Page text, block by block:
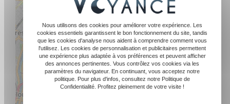
Nous utilisons des cookies pour améliorer votre expérience. Les
cookies essentiels garantissent le bon fonctionnement du site, tandis
que les cookies d'analyse nous aident à comprendre comment vous
l'utilisez. Les cookies de personnalisation et publicitaires permettent
une expérience plus adaptée à vos préférences et peuvent afficher
des annonces pertinentes. Vous contrôlez vos cookies via les
paramètres du navigateur. En continuant, vous acceptez notre
politique. Pour plus d'infos, consultez notre Politique de
Confidentialité. Profitez pleinement de votre visite !